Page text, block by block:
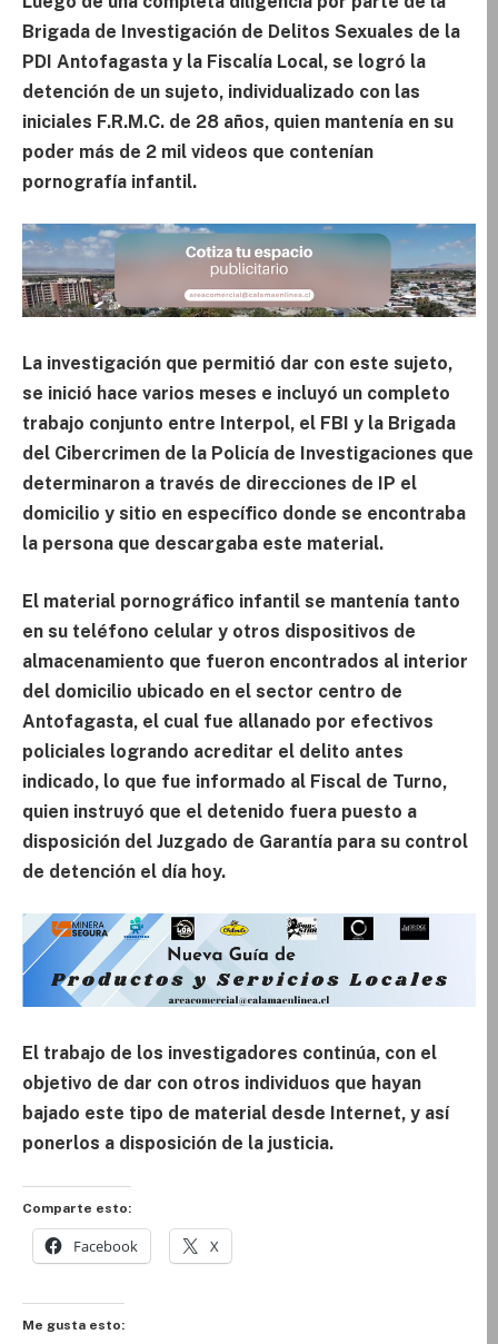
Brigada de Investigación de Delitos Sexuales de la
PDI Antofagasta y la Fiscalía Local, se logró la
detención de un sujeto, individualizado con las
iniciales F.R.M.C. de 28 años, quien mantenía en su
poder más de 2 mil videos que contenían
pornografía infantil.
La investigación que permitió dar con este sujeto,
se inició hace varios meses e incluyó un completo
trabajo conjunto entre Interpol, el FBI y la Brigada
del Cibercrimen de la Policía de Investigaciones que
determinaron a través de direcciones de IP el
domicilio y sitio en específico donde se encontraba
la persona que descargaba este material.
El material pornográfico infantil se mantenía tanto
en su teléfono celular y otros dispositivos de
almacenamiento que fueron encontrados al interior
del domicilio ubicado en el sector centro de
Antofagasta, el cual fue allanado por efectivos
policiales logrando acreditar el delito antes
indicado, lo que fue informado al Fiscal de Turno,
quien instruyó que el detenido fuera puesto a
disposición del Juzgado de Garantía para su control
de detención el día hoy.
El trabajo de los investigadores continúa, con el
objetivo de dar con otros individuos que hayan
bajado este tipo de material desde Internet, y así
ponerlos a disposición de la justicia.
Comparte esto:
Facebook X
Me gusta esto: